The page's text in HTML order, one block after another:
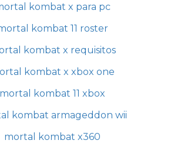
kombat x para pc
kombat 11 roster
kombat x requisitos
kombat x xbox one
mortal kombat 11 xbox
kombat armageddon wii
mortal kombat x360